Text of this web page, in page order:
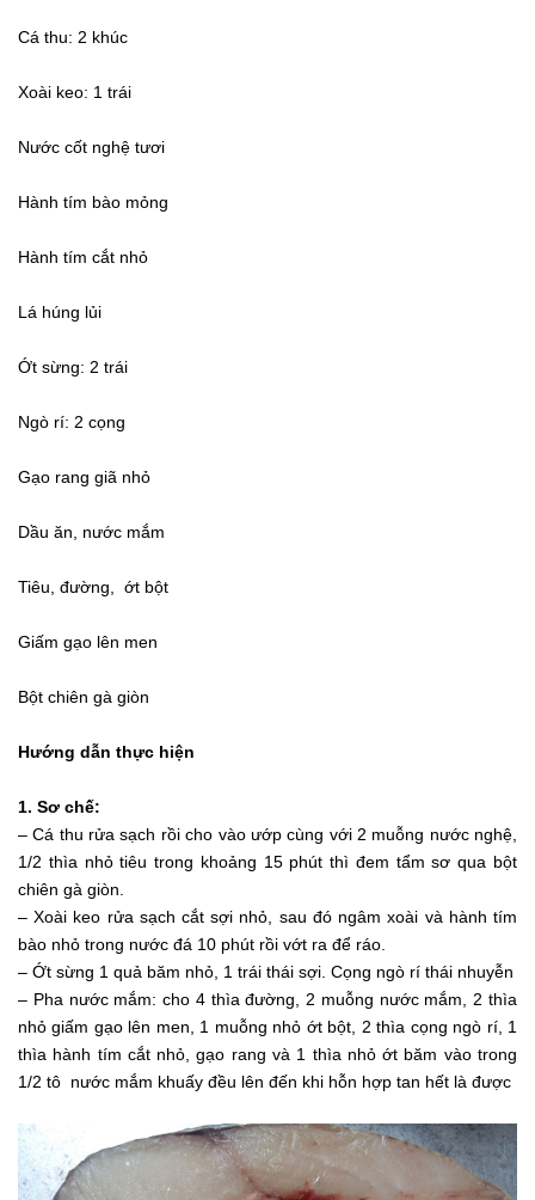
Cá thu: 2 khúc
Xoài keo: 1 trái
Nước cốt nghệ tươi
Hành tím bào mỏng
Hành tím cắt nhỏ
Lá húng lủi
Ớt sừng: 2 trái
Ngò rí: 2 cọng
Gạo rang giã nhỏ
Dầu ăn, nước mắm
Tiêu, đường, ớt bột
Giấm gạo lên men
Bột chiên gà giòn
Hướng dẫn thực hiện
1. Sơ chế:
– Cá thu rửa sạch rồi cho vào ướp cùng với 2 muỗng nước nghệ,
1/2 thìa nhỏ tiêu trong khoảng 15 phút thì đem tẩm sơ qua bột
chiên gà giòn.
– Xoài keo rửa sạch cắt sợi nhỏ, sau đó ngâm xoài và hành tím
bào nhỏ trong nước đá 10 phút rồi vớt ra để ráo.
– Ớt sừng 1 quả băm nhỏ, 1 trái thái sợi. Cọng ngò rí thái nhuyễn
– Pha nước mắm: cho 4 thìa đường, 2 muỗng nước mắm, 2 thìa
nhỏ giấm gạo lên men, 1 muỗng nhỏ ớt bột, 2 thìa cọng ngò rí, 1
thìa hành tím cắt nhỏ, gạo rang và 1 thìa nhỏ ớt băm vào trong
1/2 tô nước mắm khuấy đều lên đến khi hỗn hợp tan hết là được